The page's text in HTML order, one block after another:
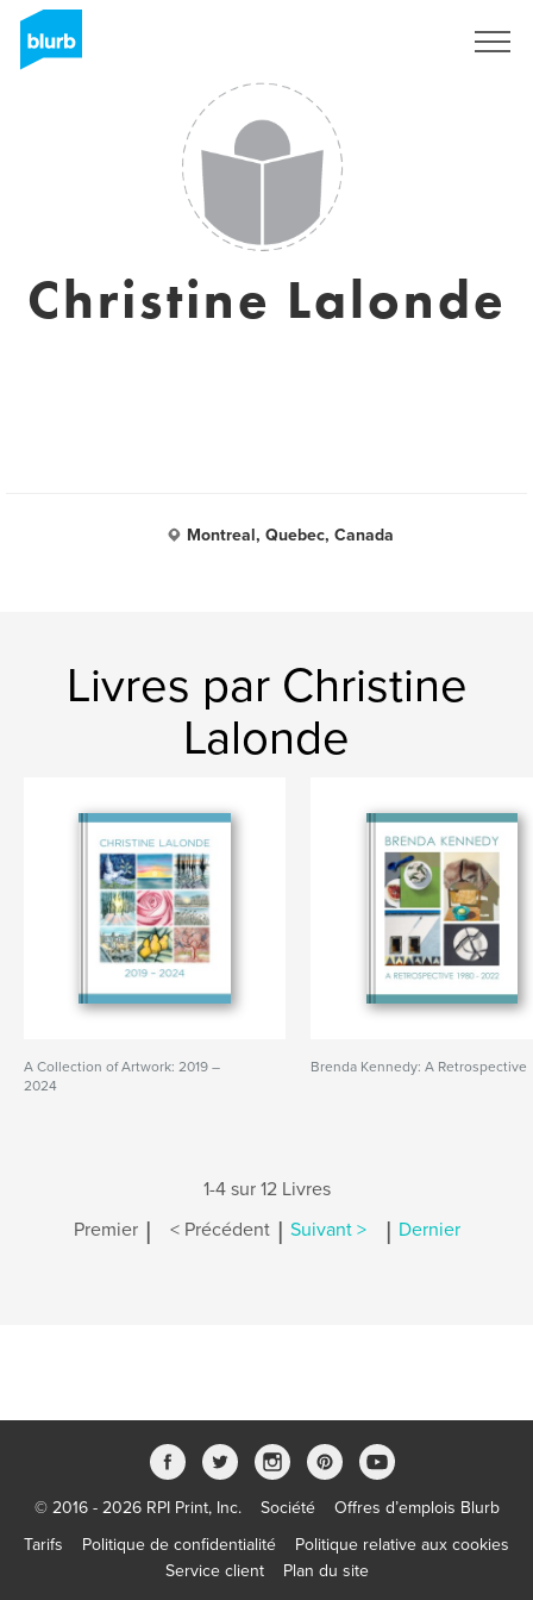
Christine Lalonde
Montreal, Quebec, Canada
Livres par Christine
Lalonde
A Collection of Artwork: 2019 –
2024
Brenda Kennedy: A Retrospective
1-4 sur 12 Livres
Premier | < Précédent | Suivant > | Dernier
© 2016 - 2026 RPI Print, Inc. Société
Offres d’emplois Blurb
Tarifs
Politique de confidentialité
Politique relative aux cookies
Service client
Plan du site